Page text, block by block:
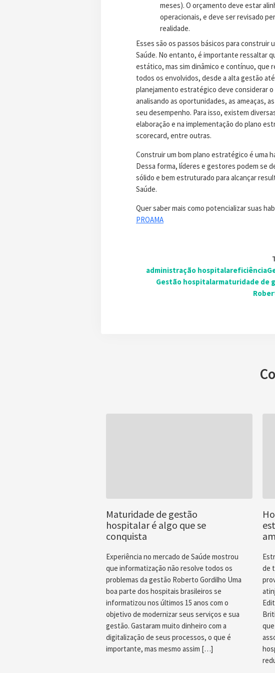
meses). O orçamento deve estar
operacionais, e deve ser revisado
realidade.
Esses são os passos básicos para construir
Saúde. No entanto, é importante ressaltar
estático, mas sim dinâmico e contínuo, que
todos os envolvidos, desde a alta gestão
planejamento estratégico deve considerar
analisando as oportunidades, as ameaças,
seu desempenho. Para isso, existem
elaboração e na implementação do plano
scorecard, entre outras.
Construir um bom plano estratégico é uma
Dessa forma, líderes e gestores podem se
sólido e bem estruturado para alcançar
Saúde.
Quer saber mais como potencializar suas
PROAMA
administração hospitalareficiência
Gestão hospitalarmaturidade de
Maturidade de gestão
hospitalar é algo que se
conquista
Experiência no mercado de Saúde mostrou
que informatização não resolve todos os
problemas da gestão Roberto Gordilho Uma
boa parte dos hospitais brasileiros se
informatizou nos últimos 15 anos com o
objetivo de modernizar seus serviços e sua
gestão. Gastaram muito dinheiro com a
digitalização de seus processos, o que é
importante, mas mesmo assim […]
de